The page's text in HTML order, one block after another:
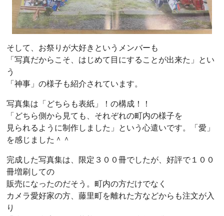
そして、お祭りが大好きというメンバーも
「写真だからこそ、はじめて目にすることが出来た」とい
う
「神事」の様子も紹介されています。
写真集は「どちらも表紙」！の構成！！
「どちら側から見ても、それぞれの町内の様子を
見られるように制作しました」という心遣いです。「愛」
を感じました＾＾
完成した写真集は、限定３００冊でしたが、好評で１００
冊増刷しての
販売になったのだそう。町内の方だけでなく
カメラ愛好家の方、藤里町を離れた方などからも注文が入
り